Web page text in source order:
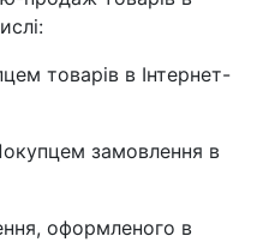
товарів в Інтернет-
замовлення в
оформленого в